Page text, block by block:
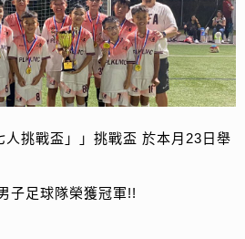
人挑戰盃」」挑戰盃 於本月23日舉
子足球隊榮獲冠軍!!